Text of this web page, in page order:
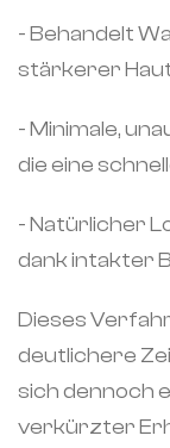
- Behandelt
stärkerer
- Minimale,
die eine
- Natürlicher
dank intakter
Dieses
deutlichere
sich dennoch
verkürzter